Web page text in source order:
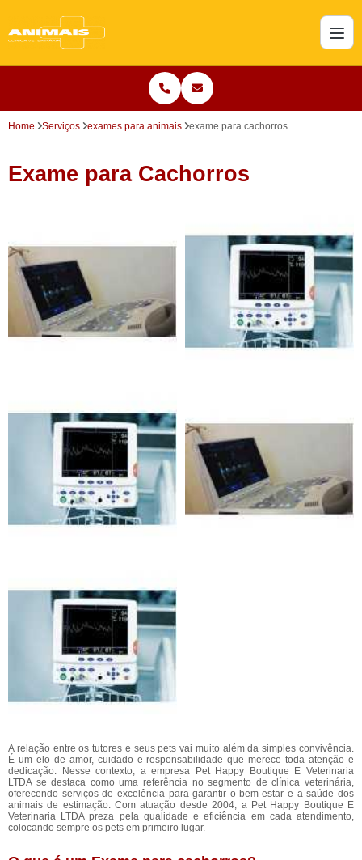
Home Serviços exames para animais exame para cachorros
Exame para Cachorros
A relação entre os tutores e seus pets vai muito além da simples convivência.
É um elo de amor, cuidado e responsabilidade que merece toda atenção e
dedicação. Nesse contexto, a empresa Pet Happy Boutique E Veterinaria
LTDA se destaca como uma referência no segmento de clínica veterinária,
oferecendo serviços de excelência para garantir o bem-estar e a saúde dos
animais de estimação. Com atuação desde 2004, a Pet Happy Boutique E
Veterinaria LTDA preza pela qualidade e eficiência em cada atendimento,
colocando sempre os pets em primeiro lugar.